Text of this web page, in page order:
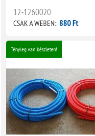
12-1260020
CSAK A WEBEN: 880 Ft
Tényleg van készleten!